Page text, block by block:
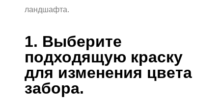
ландшафта.
1. Выберите
подходящую краску
для изменения цвета
забора.